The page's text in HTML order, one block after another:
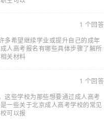
1 个回答
多希望继续学业或提升自己的成年
人高考报名有哪些具体步骤了解所
关材料
1 个回答
这些学校为那些想要通过成人高考
一些关于北京成人高考学校的常见
可以报